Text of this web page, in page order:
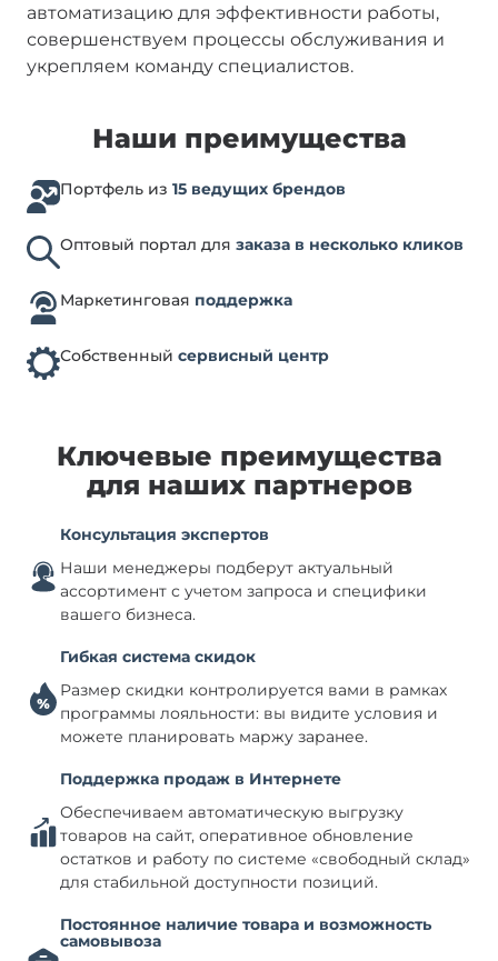
автоматизацию для эффективности работы,
совершенствуем процессы обслуживания и
укрепляем команду специалистов.
Наши преимущества
Портфель из 15 ведущих брендов
Оптовый портал для заказа в несколько кликов
Маркетинговая поддержка
Собственный сервисный центр
Ключевые преимущества
для наших партнеров
Консультация экспертов
Наши менеджеры подберут актуальный
ассортимент с учетом запроса и специфики
вашего бизнеса.
Гибкая система скидок
Размер скидки контролируется вами в рамках
программы лояльности: вы видите условия и
можете планировать маржу заранее.
Поддержка продаж в Интернете
Обеспечиваем автоматическую выгрузку
товаров на сайт, оперативное обновление
остатков и работу по системе «свободный склад»
для стабильной доступности позиций.
Постоянное наличие товара и возможность
самовывоза